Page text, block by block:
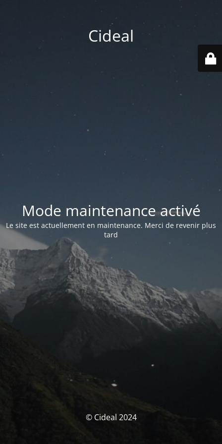
Cideal
Mode maintenance activé
Le site est actuellement en maintenance. Merci de revenir plus
tard
© Cideal 2024